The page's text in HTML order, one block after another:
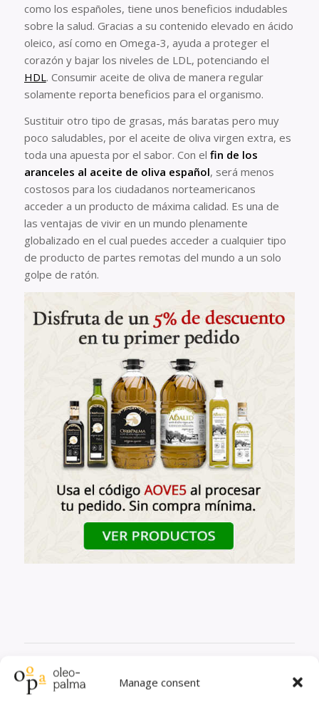
Manage consent
como los españoles, tiene unos beneficios indudables
sobre la salud. Gracias a su contenido elevado en ácido
oleico, así como en Omega-3, ayuda a proteger el
corazón y bajar los niveles de LDL, potenciando el
HDL. Consumir aceite de oliva de manera regular
solamente reporta beneficios para el organismo.
Sustituir otro tipo de grasas, más baratas pero muy
poco saludables, por el aceite de oliva virgen extra, es
toda una apuesta por el sabor. Con el fin de los
aranceles al aceite de oliva español, será menos
costosos para los ciudadanos norteamericanos
acceder a un producto de máxima calidad. Es una de
las ventajas de vivir en un mundo plenamente
globalizado en el cual puedes acceder a cualquier tipo
de producto de partes remotas del mundo a un solo
golpe de ratón.
Quizás te interese